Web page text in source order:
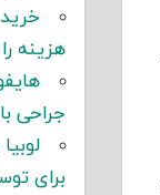
هزینه
جراحی
برای